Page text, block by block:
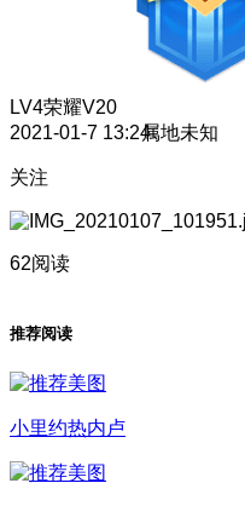
LV4荣耀V20
2021-01-7 13:24属地未知
关注
62阅读
推荐阅读
小里约热内卢